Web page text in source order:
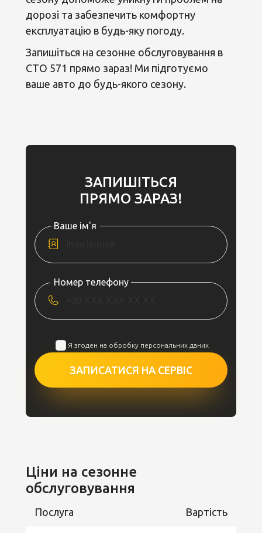
ЗАПИШІТЬСЯ
ПРЯМО ЗАРАЗ!
Ваше ім'я
Номер телефону
Я згоден на обробку персональних даних
ЗАПИСАТИСЯ НА СЕРВІС
дорозі та забезпечить комфортну
експлуатацію в будь-яку погоду.
Запишіться на сезонне обслуговування в
СТО 571 прямо зараз! Ми підготуємо
ваше авто до будь-якого сезону.
Ціни на сезонне
обслуговування
Послуга Вартість